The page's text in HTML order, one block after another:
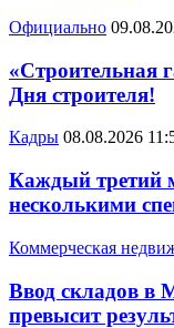
Официально
«Строительная
Дня строителя!
Кадры 08.08.2026
Каждый третий
несколькими
Коммерческая
Ввод складов в
превысит